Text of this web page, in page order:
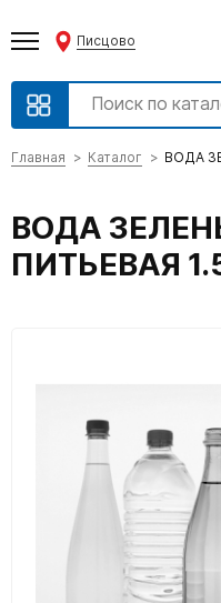
Писцово
Главная Каталог ВОДА
ВОДА
ПИТЬЕВАЯ